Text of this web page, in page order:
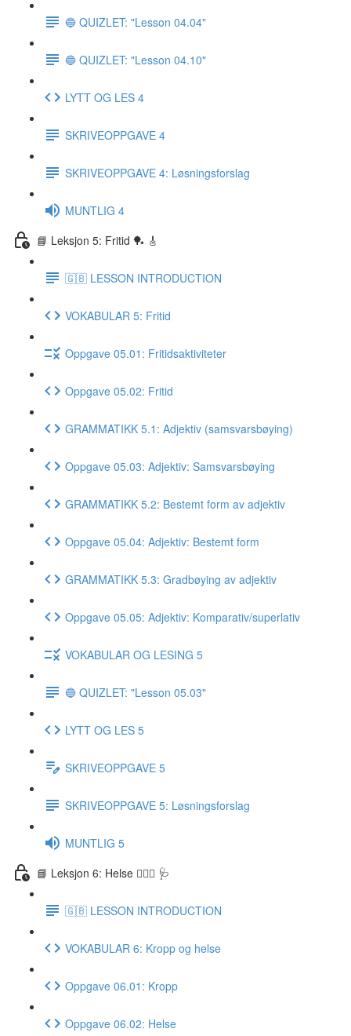
🔵 QUIZLET: "Lesson 04.04"
🔵 QUIZLET: "Lesson 04.10"
LYTT OG LES 4
SKRIVEOPPGAVE 4
SKRIVEOPPGAVE 4: Løsningsforslag
MUNTLIG 4
📘 Leksjon 5: Fritid 🏓 🎸
🇬🇧 LESSON INTRODUCTION
VOKABULAR 5: Fritid
Oppgave 05.01: Fritidsaktiviteter
Oppgave 05.02: Fritid
GRAMMATIKK 5.1: Adjektiv (samsvarsbøying)
Oppgave 05.03: Adjektiv: Samsvarsbøying
GRAMMATIKK 5.2: Bestemt form av adjektiv
Oppgave 05.04: Adjektiv: Bestemt form
GRAMMATIKK 5.3: Gradbøying av adjektiv
Oppgave 05.05: Adjektiv: Komparativ/superlativ
VOKABULAR OG LESING 5
🔵 QUIZLET: "Lesson 05.03"
LYTT OG LES 5
SKRIVEOPPGAVE 5
SKRIVEOPPGAVE 5: Løsningsforslag
MUNTLIG 5
📘 Leksjon 6: Helse 🏃🏻‍♀️ 🩺
🇬🇧 LESSON INTRODUCTION
VOKABULAR 6: Kropp og helse
Oppgave 06.01: Kropp
Oppgave 06.02: Helse